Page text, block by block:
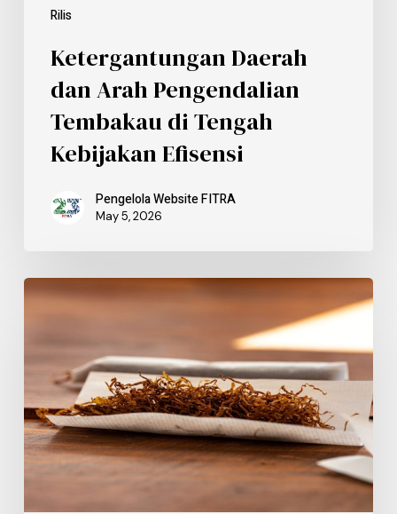
Rilis
Ketergantungan Daerah
dan Arah Pengendalian
Tembakau di Tengah
Kebijakan Efisensi
Pengelola Website FITRA
May 5, 2026